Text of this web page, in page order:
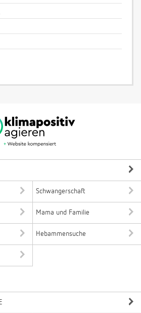
Schwangerschaft
Mama und Familie
Hebammensuche